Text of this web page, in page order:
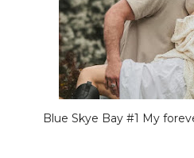
Blue Skye Bay #1 My